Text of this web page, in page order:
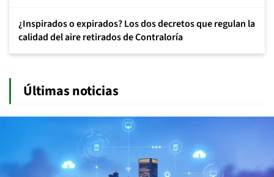
¿Inspirados o expirados? Los dos decretos que regulan la
calidad del aire retirados de Contraloría
Últimas noticias